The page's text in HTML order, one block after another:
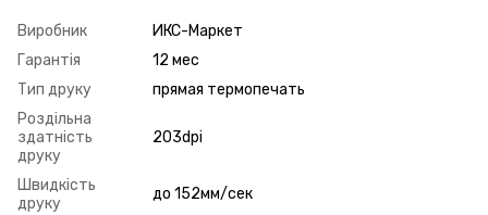
Виробник
ИКС-Маркет
Гарантія
12 мес
Тип друку
прямая термопечать
Роздільна
здатність
друку
203dpi
Швидкість
друку
до 152мм/сек